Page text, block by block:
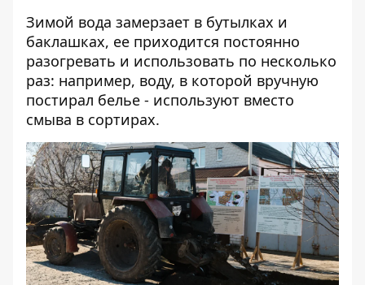
Зимой вода замерзает в бутылках и
баклашках, ее приходится постоянно
разогревать и использовать по несколько
раз: например, воду, в которой вручную
постирал белье - используют вместо
смыва в сортирах.